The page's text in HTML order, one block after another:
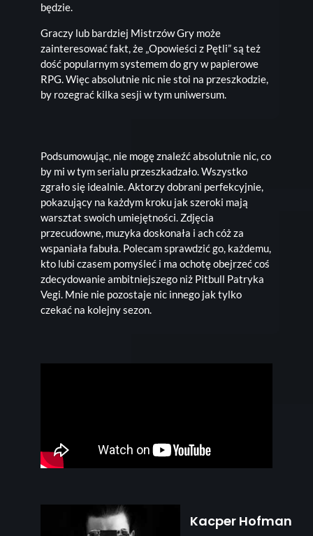
będzie.
Graczy lub bardziej Mistrzów Gry może
zainteresować fakt, że „Opowieści z Pętli” są też
dość popularnym systemem do gry w papierowe
RPG. Więc absolutnie nic nie stoi na przeszkodzie,
by rozegrać kilka sesji w tym uniwersum.
Podsumowując, nie mogę znaleźć absolutnie nic, co
by mi w tym serialu przeszkadzało. Wszystko
zgrało się idealnie. Aktorzy dobrani perfekcyjnie,
pokazujący na każdym kroku jak szeroki mają
warsztat swoich umiejętności. Zdjęcia
przecudowne, muzyka doskonała i ach cóż za
wspaniała fabuła. Polecam sprawdzić go, każdemu,
kto lubi czasem pomyśleć i ma ochotę obejrzeć coś
zdecydowanie ambitniejszego niż Pitbull Patryka
Vegi. Mnie nie pozostaje nic innego jak tylko
czekać na kolejny sezon.
Kacper Hofman